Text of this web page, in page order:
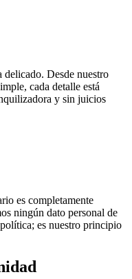
delicado. Desde nuestro
cada detalle está
y sin juicios
es completamente
ningún dato personal de
es nuestro principio